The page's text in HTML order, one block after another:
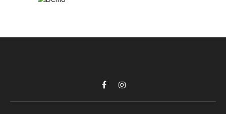
FacebookInstagram